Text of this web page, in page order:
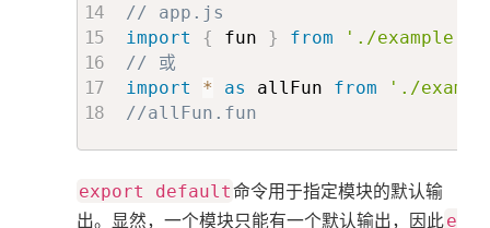
// app.js
import
{ fun } from './example'
// 或
import
* as allFun from
'./
//allFun.fun
export default命令用于指定模块的默认输
出。显然，一个模块只能有一个默认输出，因此e